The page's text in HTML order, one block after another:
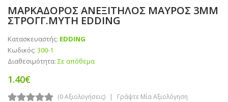
ΜΑΡΚΑΔΟΡΟΣ ΑΝΕΞΙΤΗΛΟΣ ΜΑΥΡΟΣ 3ΜΜ
ΣΤΡΟΓΓ.ΜΥΤΗ EDDING
Κατασκευαστής: EDDING
Κωδικός: 300-1
Διαθεσιμότητα: Σε απόθεμα
1.40€
(0 Αξιολογήσεις) Γράψτε Μία Αξιολόγηση